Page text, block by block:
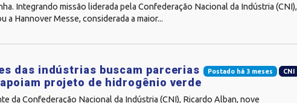
Integrando missão liderada pela Confederação Nacional da Indústria (CNI),
a Hannover Messe, considerada a maior...
Postado há 3 meses CNI
das indústrias buscam parcerias
projeto de hidrogênio verde
da Confederação Nacional da Indústria (CNI), Ricardo Alban, nove